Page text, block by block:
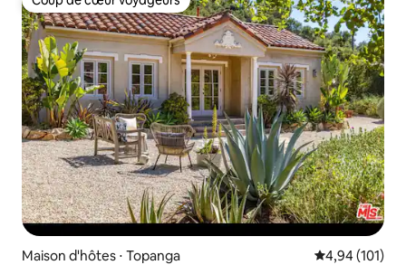
Coup de cœur voyageurs
Maison d'hôtes ⋅ Topanga Évaluation
4,94 (101)